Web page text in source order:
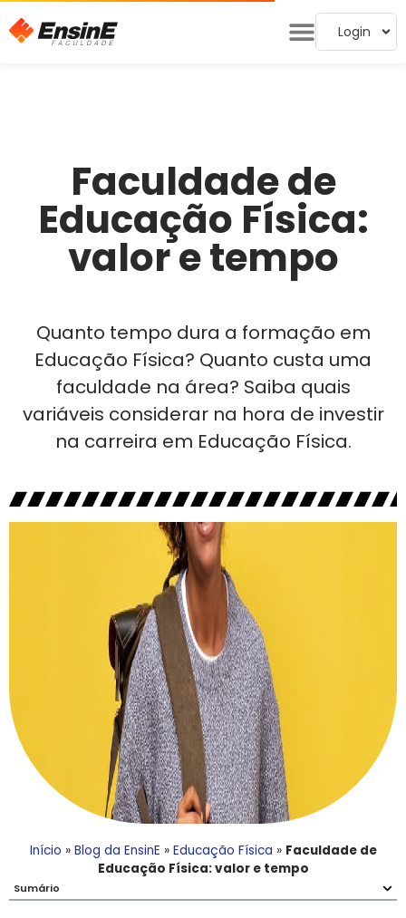
Login
Faculdade de
Educação Física:
valor e tempo
Quanto tempo dura a formação em
Educação Física? Quanto custa uma
faculdade na área? Saiba quais
variáveis considerar na hora de investir
na carreira em Educação Física.
Início » Blog da EnsinE » Educação Física » Faculdade de
Educação Física: valor e tempo
Sumário